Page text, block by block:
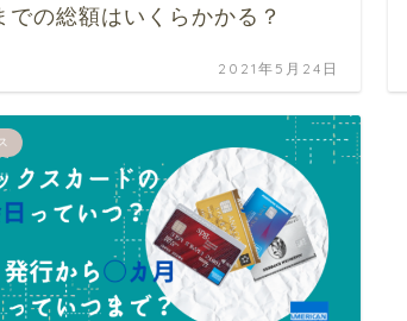
での総額はいくらかかる？
2021年5月24日